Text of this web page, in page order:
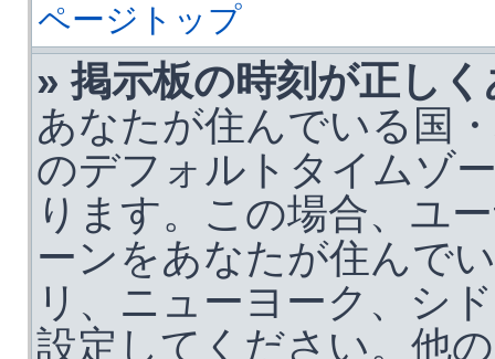
ページトップ
» 掲示板の時刻が正し
あなたが住んでいる国
のデフォルトタイムゾ
ります。この場合、ユ
ーンをあなたが住んで
リ、ニューヨーク、シ
設定してください。他